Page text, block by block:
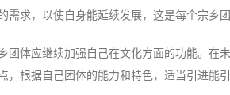
需求，以使自身能延续发展，这是每个宗乡
团体应继续加强自己在文化方面的功能。
，根据自己团体的能力和特色，适当引进能